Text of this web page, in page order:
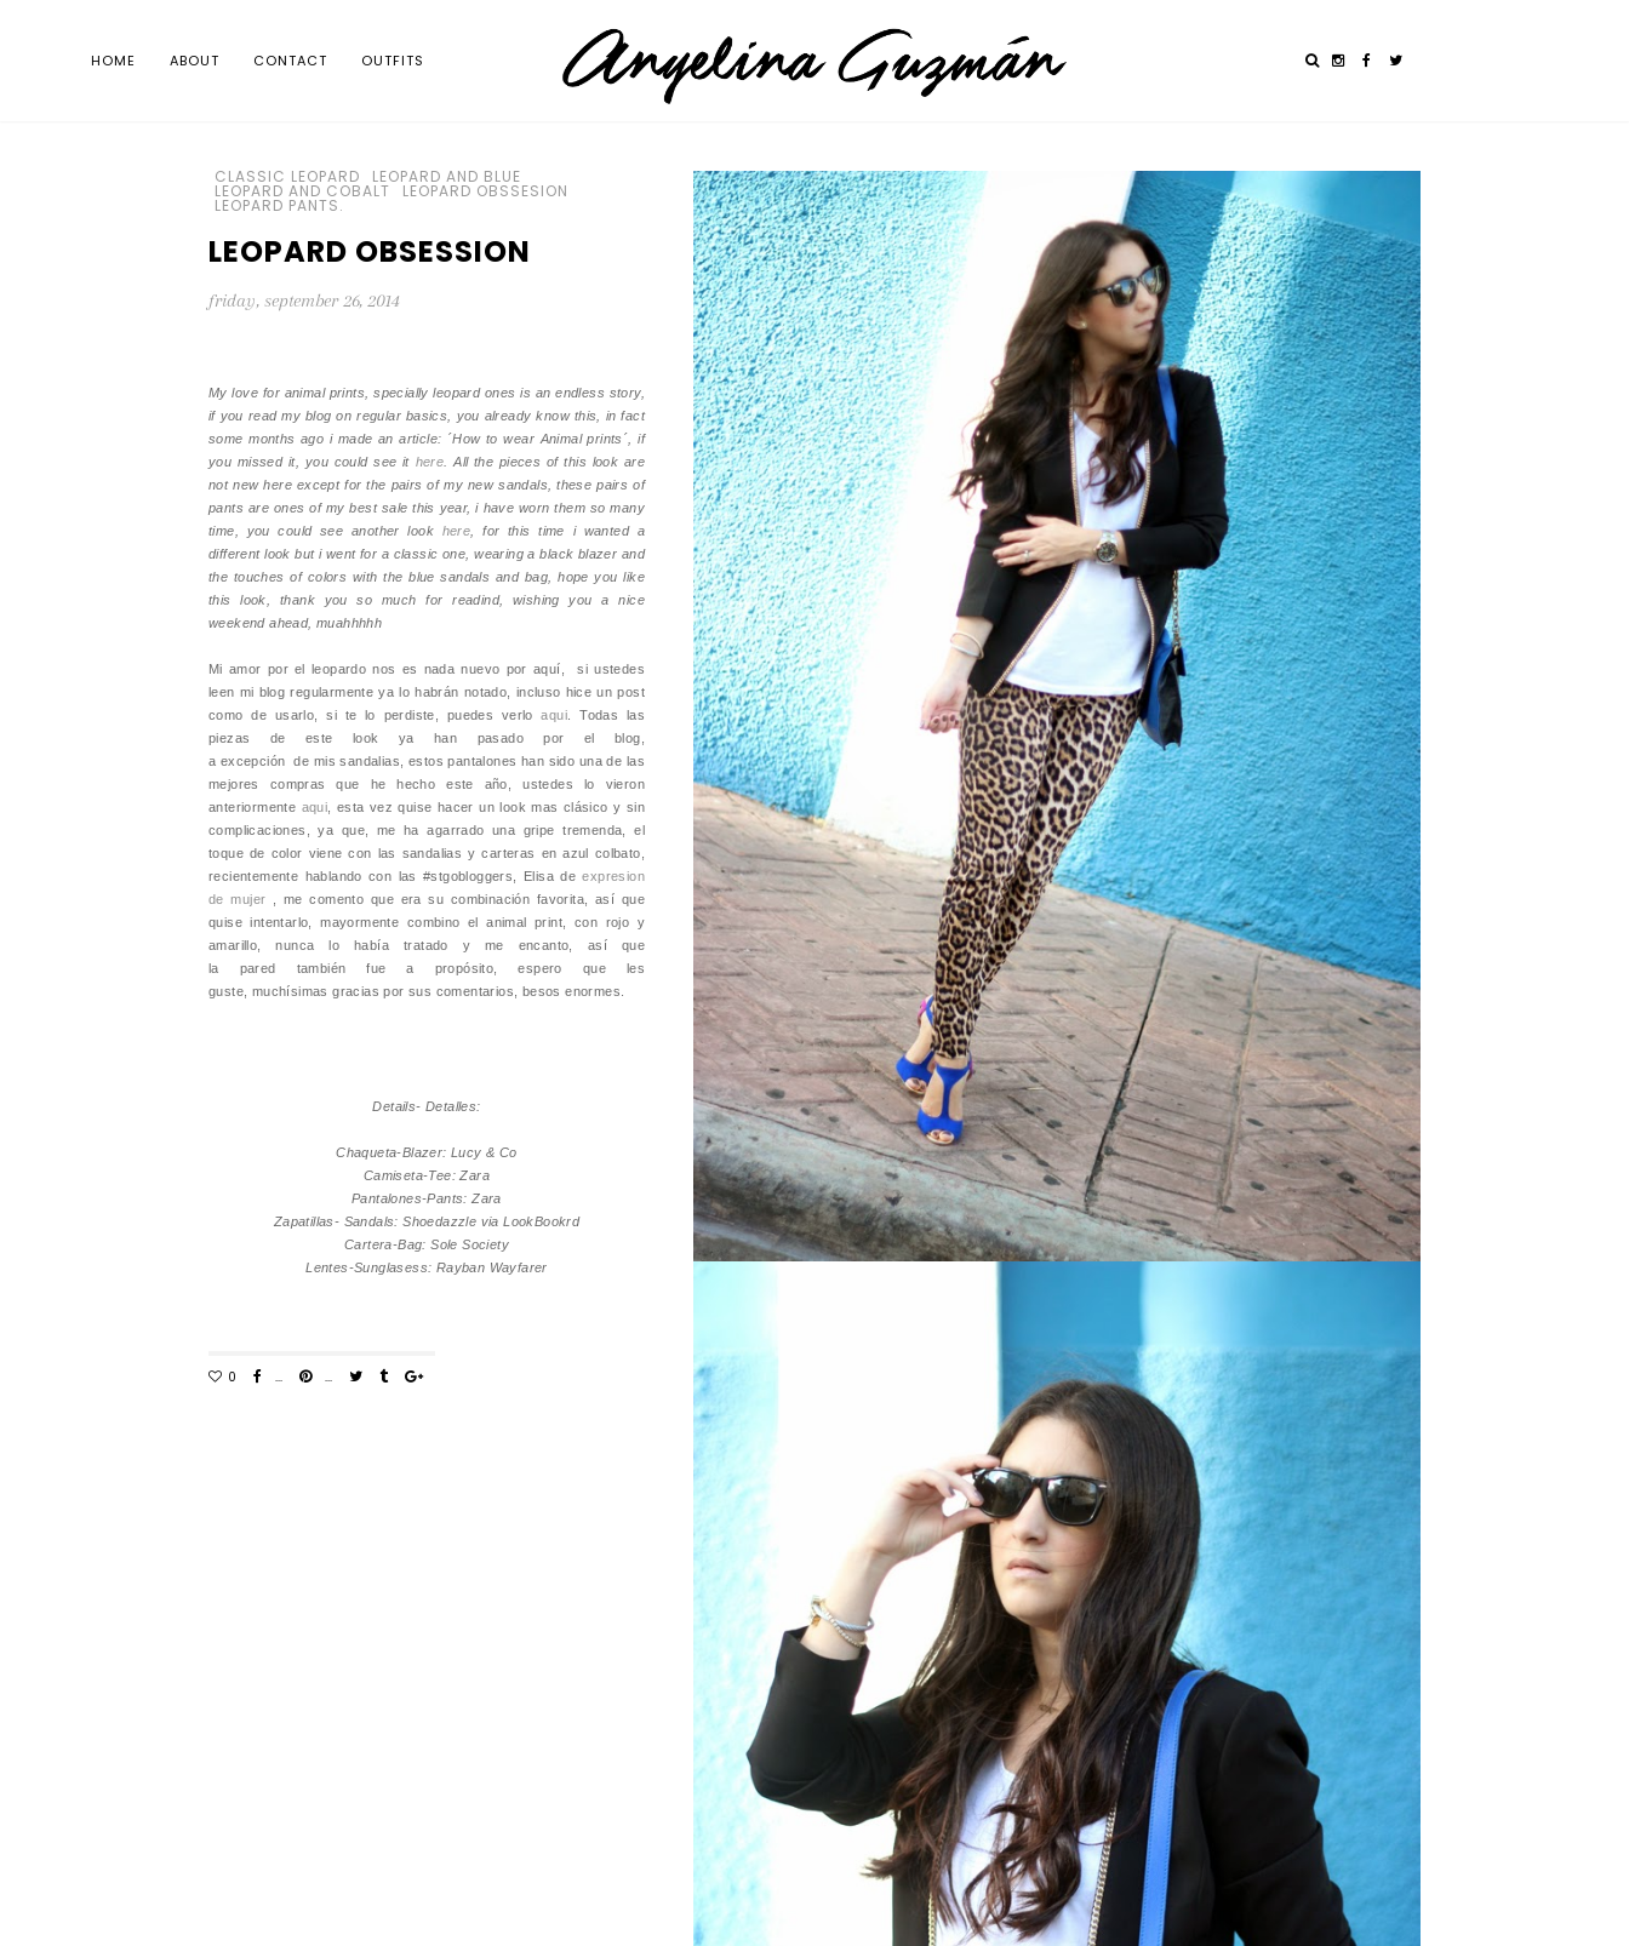
HOME ABOUT CONTACT OUTFITS
CLASSIC LEOPARD LEOPARD AND BLUE
LEOPARD AND COBALT LEOPARD OBSSESION
LEOPARD PANTS.
LEOPARD OBSESSION
friday, september 26, 2014
My love for animal prints, specially leopard ones is an endless story,
if you read my blog on regular basics, you already know this, in fact
some months ago i made an article: ´How to wear Animal prints´, if
you missed it, you could see it here . All the pieces of this look are
not new here except for the pairs of my new sandals, these pairs of
pants are ones of my best sale this year, i have worn them so many
time, you could see another look here , for this time i wanted a
different look but i went for a classic one, wearing a black blazer and
the touches of colors with the blue sandals and bag, hope you like
this look, thank you so much for readind, wishing you a nice
weekend ahead, muahhhhh
Mi amor por el leopardo nos es nada nuevo por aquí, si ustedes
leen mi blog regularmente ya lo habrán notado, incluso hice un post
como de usarlo, si te lo perdiste, puedes verloaqui . Todas las
piezas de este look ya han pasado por el blog,
a excepción de mis sandalias, estos pantalones han sido una de las
mejores compras que he hecho este año, ustedes lo vieron
anteriormente aqui , esta vez quise hacer un look mas clásico y sin
complicaciones, ya que, me ha agarrado una gripe tremenda, el
toque de color viene con las sandalias y carteras en azul colbato,
recientemente hablando con las #stgobloggers, Elisa deexpresion
de mujer
, me comento que era su combinación favorita, así que
quise intentarlo, mayormente combino el animal print, con rojo y
amarillo, nunca lo había tratado y me encanto, así que
la pared también fue a propósito, espero que les
guste, muchísimas gracias por sus comentarios, besos enormes.
Details- Detalles:
Chaqueta-Blazer: Lucy & Co
Camiseta-Tee: Zara
Pantalones-Pants: Zara
Zapatillas- Sandals: Shoedazzle via LookBookrd
Cartera-Bag: Sole Society
Lentes-Sunglasess: Rayban Wayfarer